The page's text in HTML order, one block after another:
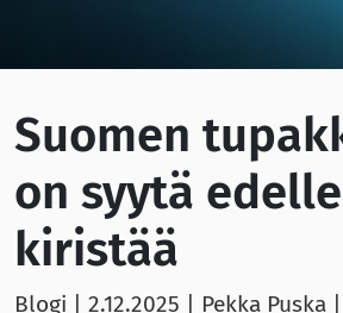
Suomen
on syytä
kiristää
Blogi | 2.12.2025 | Pekka Puska